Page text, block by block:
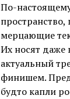
По-
пространство,
мерцающие
Их носят
актуальный
финишем.
будто капли